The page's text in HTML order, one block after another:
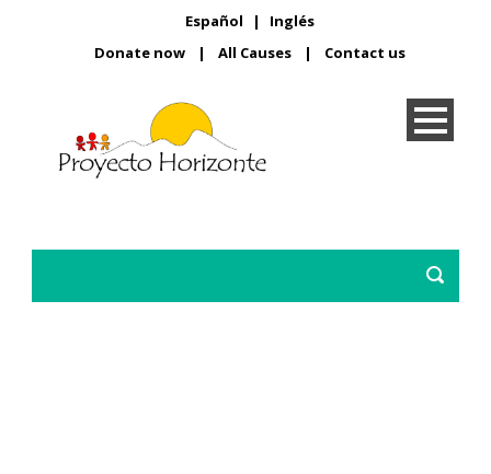
Español |
Inglés
Donate now
| All Causes | Contact us